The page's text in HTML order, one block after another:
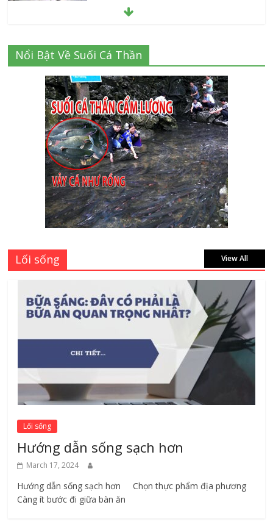
July 20, 2026
giá sỉ tại Tphcm uy tín được đánh giá
High
July 16, 2026
Cập nhật mới nhất: Vở học sinh 96 trang
giá bao nhiêu tại 3 đại lý lớn có tiếng ở
Tphcm hiện nay?
July 9, 2026
Bảng giá vách ngăn nhôm kính cửa lùa
Siêu Rẻ mới nhất 2026 – Chất lượng cực
đỉnh
August 7, 2026
Nổi Bật Về Suối Cá Thần
Lối sống View All
Lối sống
Hướng dẫn sống sạch hơn
March 17, 2024
Hướng dẫn sống sạch hơn Chọn thực phẩm địa phương ​
Càng ít bước đi giữa bàn ăn